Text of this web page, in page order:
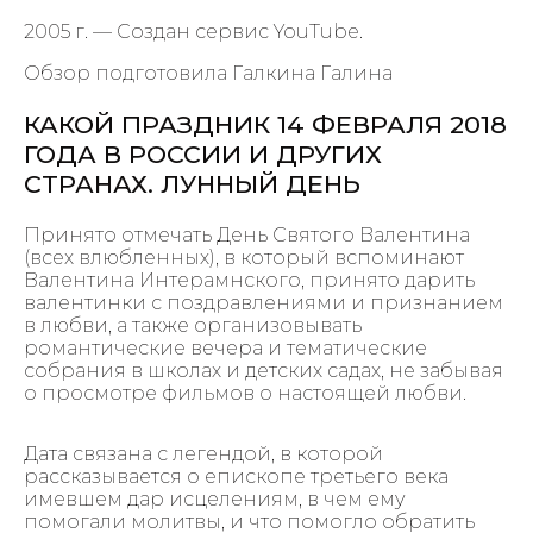
2005 г. — Создан сервис YouTube.
Обзор подготовила Галкина Галина
КАКОЙ ПРАЗДНИК 14 ФЕВРАЛЯ 2018
ГОДА В РОССИИ И ДРУГИХ
СТРАНАХ. ЛУННЫЙ ДЕНЬ
Принято отмечать День Святого Валентина
(всех влюбленных), в который вспоминают
Валентина Интерамнского, принято дарить
валентинки с поздравлениями и признанием
в любви, а также организовывать
романтические вечера и тематические
собрания в школах и детских садах, не забывая
о просмотре фильмов о настоящей любви.
Дата связана с легендой, в которой
рассказывается о епископе третьего века
имевшем дар исцелениям, в чем ему
помогали молитвы, и что помогло обратить